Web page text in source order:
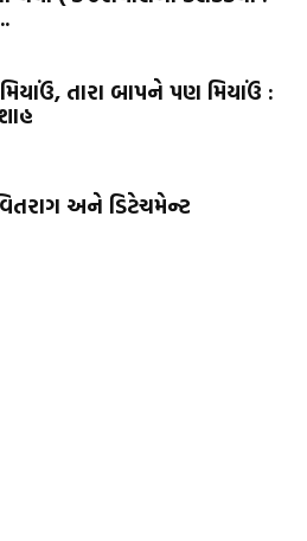
તારા બાપને પણ મિયાઉં :
અને ડિટેચમેન્ટ